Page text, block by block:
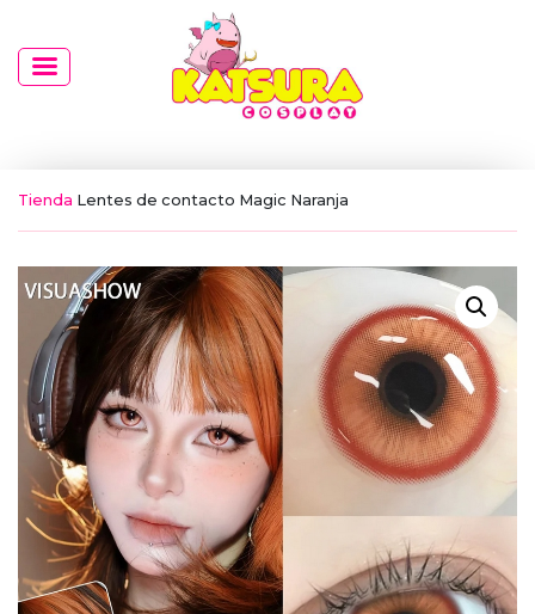
Tienda Lentes de contacto Magic Naranja